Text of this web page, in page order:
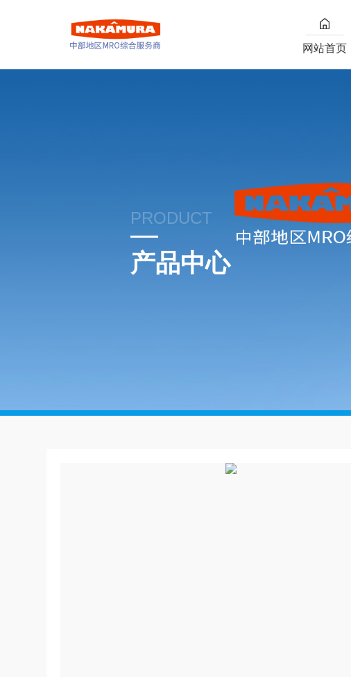
网站首页
PRODUCT
产品中心